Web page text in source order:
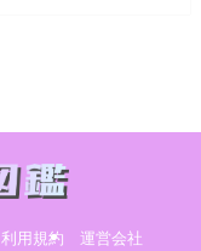
利用規約 運営会社